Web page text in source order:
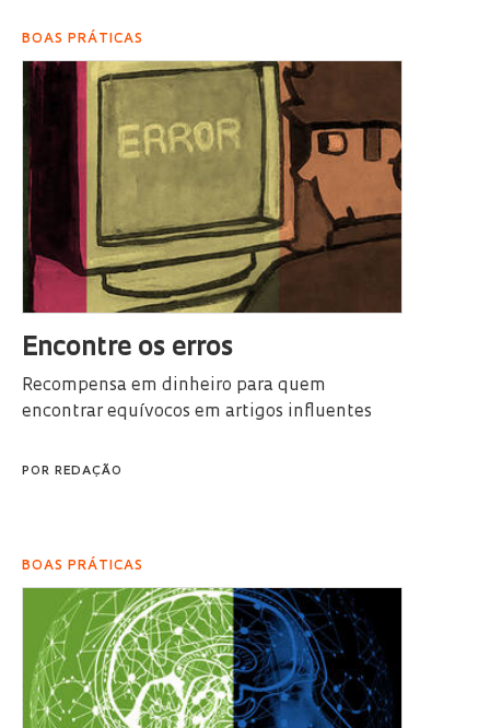
BOAS PRÁTICAS
Encontre os erros
Recompensa em dinheiro para quem
encontrar equívocos em artigos influentes
POR REDAÇÃO
BOAS PRÁTICAS